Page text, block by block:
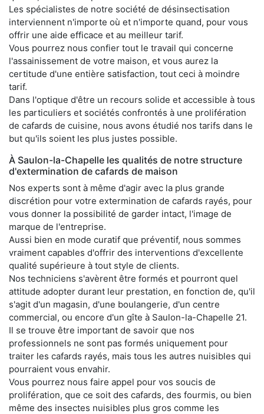
Les spécialistes de notre société de désinsectisation
interviennent n'importe où et n'importe quand, pour vous
offrir une aide efficace et au meilleur tarif.
Vous pourrez nous confier tout le travail qui concerne
l'assainissement de votre maison, et vous aurez la
certitude d'une entière satisfaction, tout ceci à moindre
tarif.
Dans l'optique d'être un recours solide et accessible à tous
les particuliers et sociétés confrontés à une prolifération
de cafards de cuisine, nous avons étudié nos tarifs dans le
but qu'ils soient les plus justes possible.
À Saulon-la-Chapelle les qualités de notre structure
d'extermination de cafards de maison
Nos experts sont à même d'agir avec la plus grande
discrétion pour votre extermination de cafards rayés, pour
vous donner la possibilité de garder intact, l'image de
marque de l'entreprise.
Aussi bien en mode curatif que préventif, nous sommes
vraiment capables d'offrir des interventions d'excellente
qualité supérieure à tout style de clients.
Nos techniciens s'avèrent être formés et pourront quel
attitude adopter durant leur prestation, en fonction de, qu'il
s'agit d'un magasin, d'une boulangerie, d'un centre
commercial, ou encore d'un gîte à Saulon-la-Chapelle 21.
Il se trouve être important de savoir que nos
professionnels ne sont pas formés uniquement pour
traiter les cafards rayés, mais tous les autres nuisibles qui
pourraient vous envahir.
Vous pourrez nous faire appel pour vos soucis de
prolifération, que ce soit des cafards, des fourmis, ou bien
même des insectes nuisibles plus gros comme les